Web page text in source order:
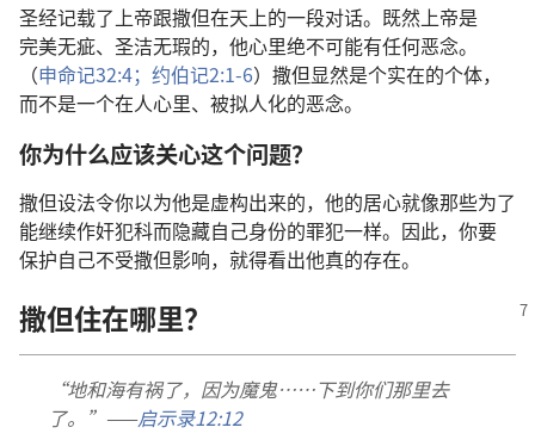
圣经记载了 上帝跟撒但在天 上的一段对话。 既然 上帝是
完美无疵、 圣洁无瑕的， 他心里绝不可能有任何恶念。
（申命记32:4； 约伯记2:1-6） 撒但显然是个实在的个体，
而不是一个在人心里、 被拟人化的恶念。
你为什么应该关心这个问题？
撒但设法令你以为他是虚构出来的， 他的居心就像那些为了
能继续作奸犯科而隐藏自己身份的罪犯一样。 因此， 你要
保护自己不受撒但影响， 就得看出他真的存在。
撒但住在哪里？
“地和海有祸了， 因为魔鬼……下到你们那里去
了。”——启示录12:12